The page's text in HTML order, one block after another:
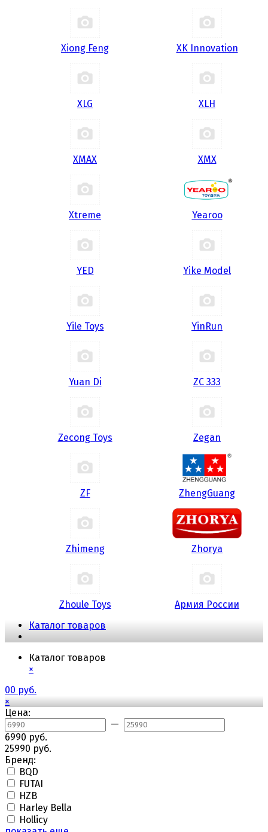
Xiong Feng XK Innovation
XLG XLH
XMAX XMX
Xtreme Yearoo
YED Yike Model
Yile Toys YinRun
Yuan Di ZC 333
Zecong Toys Zegan
ZF ZhengGuang
Zhimeng Zhorya
Zhoule Toys
Армия России
Каталог товаров
Каталог товаров
×
00 руб.
×
Цена:
—
6990 руб.
25990 руб.
Бренд:
BQD
FUTAI
HZB
Harley Bella
Hollicy